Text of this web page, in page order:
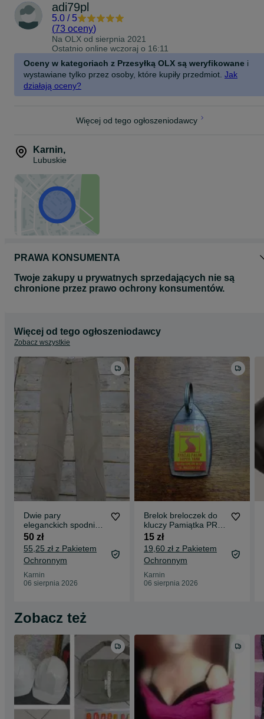
adi79pl
5.0 / 5
(73 oceny)
Na OLX od sierpnia 2021
Ostatnio online wczoraj o 16:11
Oceny w kategoriach z Przesyłką OLX są weryfikowane i
wystawiane tylko przez osoby, które kupiły przedmiot. Jak
działają oceny?
Więcej od tego ogłoszeniodawcy
Karnin,
Lubuskie
PRAWA KONSUMENTA
Twoje zakupy u prywatnych sprzedających nie są
chronione przez prawo ochrony konsumentów.
Więcej od tego ogłoszeniodawcy
Zobacz wszystkie
Dwie pary
eleganckich spodni
rozm. 48 Theo
Wormland Hamburg
50 zł
55,25 zł z Pakietem
Ochronnym
Karnin
06 sierpnia 2026
Brelok breloczek do
kluczy Pamiątka PRL
Stacja paliw
Supertank Gorzów
15 zł
19,60 zł z Pakietem
Ochronnym
Karnin
06 sierpnia 2026
Zobacz też